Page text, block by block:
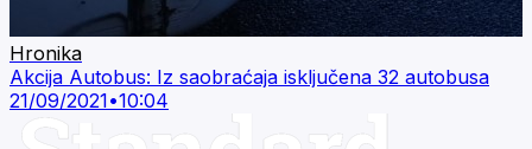
Hronika
Akcija Autobus: Iz saobraćaja isključena 32 autobusa
21/09/2021•10:04